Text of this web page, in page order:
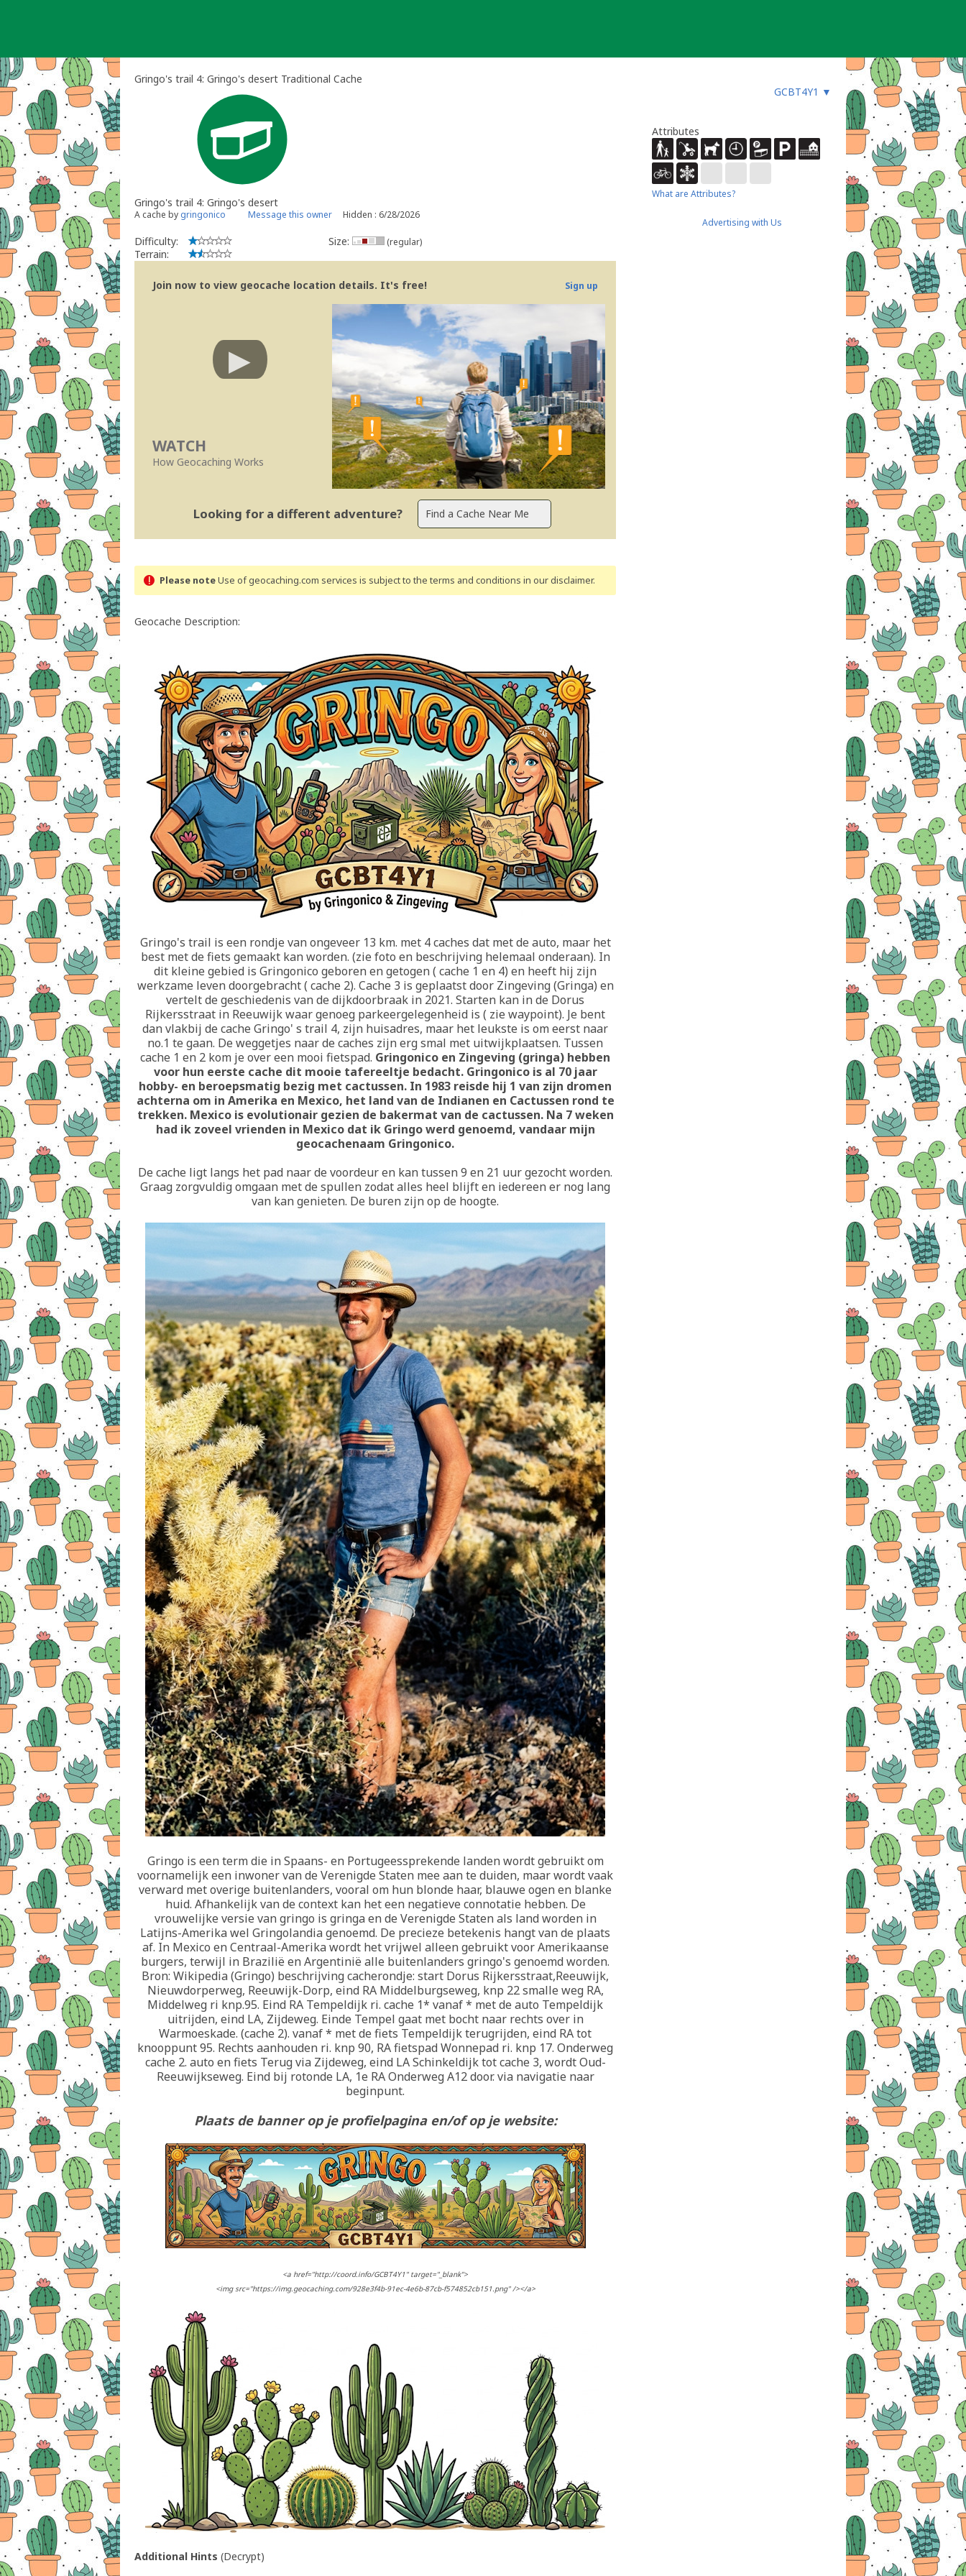
Gringo's trail 4: Gringo's desert Traditional Cache
GCBT4Y1 ▼
Gringo's trail 4: Gringo's desert
A cache by gringonico Message this owner Hidden : 6/28/2026
Difficulty:
Terrain:
Size: (regular)
Join now to view geocache location details. It's free! Sign up
WATCH
How Geocaching Works
Looking for a different adventure?
Please noteUse of geocaching.com services is subject to the terms and conditions in our disclaimer.
Geocache Description:
Gringo's trail is een rondje van ongeveer 13 km. met 4 caches dat met de auto, maar het
best met de fiets gemaakt kan worden. (zie foto en beschrijving helemaal onderaan). In
dit kleine gebied is Gringonico geboren en getogen ( cache 1 en 4) en heeft hij zijn
werkzame leven doorgebracht ( cache 2). Cache 3 is geplaatst door Zingeving (Gringa) en
vertelt de geschiedenis van de dijkdoorbraak in 2021. Starten kan in de Dorus
Rijkersstraat in Reeuwijk waar genoeg parkeergelegenheid is ( zie waypoint). Je bent
dan vlakbij de cache Gringo' s trail 4, zijn huisadres, maar het leukste is om eerst naar
no.1 te gaan. De weggetjes naar de caches zijn erg smal met uitwijkplaatsen. Tussen
cache 1 en 2 kom je over een mooi fietspad. Gringonico en Zingeving (gringa) hebben
voor hun eerste cache dit mooie tafereeltje bedacht. Gringonico is al 70 jaar
hobby- en beroepsmatig bezig met cactussen. In 1983 reisde hij 1 van zijn dromen
achterna om in Amerika en Mexico, het land van de Indianen en Cactussen rond te
trekken. Mexico is evolutionair gezien de bakermat van de cactussen. Na 7 weken
had ik zoveel vrienden in Mexico dat ik Gringo werd genoemd, vandaar mijn
geocachenaam Gringonico.
De cache ligt langs het pad naar de voordeur en kan tussen 9 en 21 uur gezocht worden.
Graag zorgvuldig omgaan met de spullen zodat alles heel blijft en iedereen er nog lang
van kan genieten. De buren zijn op de hoogte.
Gringo is een term die in Spaans- en Portugeessprekende landen wordt gebruikt om
voornamelijk een inwoner van de Verenigde Staten mee aan te duiden, maar wordt vaak
verward met overige buitenlanders, vooral om hun blonde haar, blauwe ogen en blanke
huid. Afhankelijk van de context kan het een negatieve connotatie hebben. De
vrouwelijke versie van gringo is gringa en de Verenigde Staten als land worden in
Latijns-Amerika wel Gringolandia genoemd. De precieze betekenis hangt van de plaats
af. In Mexico en Centraal-Amerika wordt het vrijwel alleen gebruikt voor Amerikaanse
burgers, terwijl in Brazilië en Argentinië alle buitenlanders gringo's genoemd worden.
Bron: Wikipedia (Gringo) beschrijving cacherondje: start Dorus Rijkersstraat,Reeuwijk,
Nieuwdorperweg, Reeuwijk-Dorp, eind RA Middelburgseweg, knp 22 smalle weg RA,
Middelweg ri knp.95. Eind RA Tempeldijk ri. cache 1* vanaf * met de auto Tempeldijk
uitrijden, eind LA, Zijdeweg. Einde Tempel gaat met bocht naar rechts over in
Warmoeskade. (cache 2). vanaf * met de fiets Tempeldijk terugrijden, eind RA tot
knooppunt 95. Rechts aanhouden ri. knp 90, RA fietspad Wonnepad ri. knp 17. Onderweg
cache 2. auto en fiets Terug via Zijdeweg, eind LA Schinkeldijk tot cache 3, wordt Oud-
Reeuwijkseweg. Eind bij rotonde LA, 1e RA Onderweg A12 door. via navigatie naar
beginpunt.
Plaats de banner op je profielpagina en/of op je website:
<a href="http://coord.info/GCBT4Y1" target="_blank">
<img src="https://img.geocaching.com/928e3f4b-91ec-4e6b-87cb-f574852cb151.png" /></a>
Additional Hints (Decrypt)
Attributes
What are Attributes?
Advertising with Us